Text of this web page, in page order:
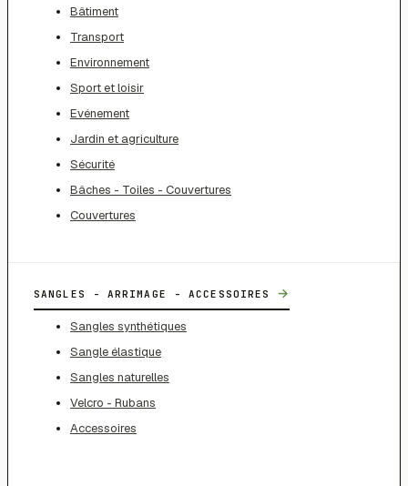
Bâtiment
Transport
Environnement
Sport et loisir
Evénement
Jardin et agriculture
Sécurité
Bâches - Toiles - Couvertures
Couvertures
SANGLES - ARRIMAGE - ACCESSOIRES →
Sangles synthétiques
Sangle élastique
Sangles naturelles
Velcro - Rubans
Accessoires